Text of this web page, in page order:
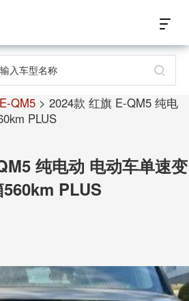
号查询首页
放接口
型适配
子目录
定制
QM5 > 2024款 红旗 E-QM5 纯电
PLUS
纯电动 电动车单速变
PLUS